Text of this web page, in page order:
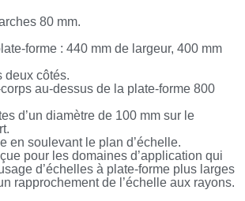
80 mm.
forme : 440 mm de largeur, 400 mm
deux côtés.
au-dessus de la plate-forme 800
d’un diamètre de 100 mm sur le
en soulevant le plan d’échelle.
pour les domaines d’application qui
d’échelles à plate-forme plus larges
rapprochement de l’échelle aux rayons.